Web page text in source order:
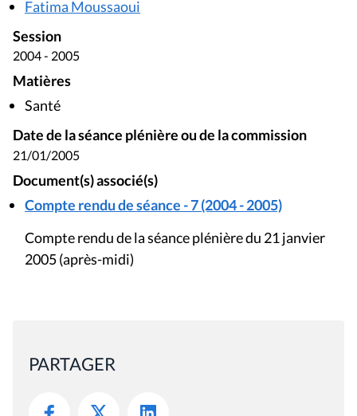
Fatima Moussaoui
Session
2004 - 2005
Matières
Santé
Date de la séance plénière ou de la commission
21/01/2005
Document(s) associé(s)
Compte rendu de séance - 7 (2004 - 2005)
Compte rendu de la séance plénière du 21 janvier
2005 (après-midi)
PARTAGER